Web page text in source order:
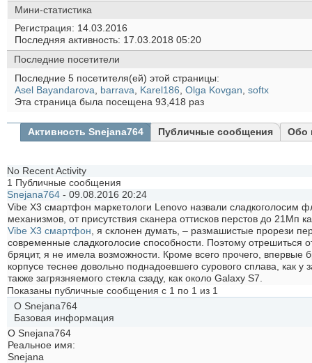
Мини-статистика
Регистрация
14.03.2016
Последняя активность 17.03.2018 05:20
Последние посетители
Последние 5 посетителя(ей) этой страницы:
Asel Bayandarova
barrava Karel186 Olga Kovgan softx
Эта страница была посещена 93,418 раз
Активность Snejana764 Публичные сообщения Обо
No Recent Activity
1 Публичные сообщения
Snejana764 - 09.08.2016 20:24
Vibe X3 смартфон маркетологи Lenovo назвали
механизмов, от присутствия сканера оттисков перстов до
Vibe X3 смартфон , я склонен думать, – размашистые прорези
современные сладкоголосие способности. Поэтому
бряцит, я не имела возможности. Кроме всего прочего, впервые
корпусе теснее довольно поднадоевшего сурового сплава,
также загрязняемого стекла сзаду, как около Galaxy S7.
Показаны публичные сообщения с 1 по 1 из 1
О Snejana764
Базовая информация
О Snejana764
Реальное имя:
Snejana